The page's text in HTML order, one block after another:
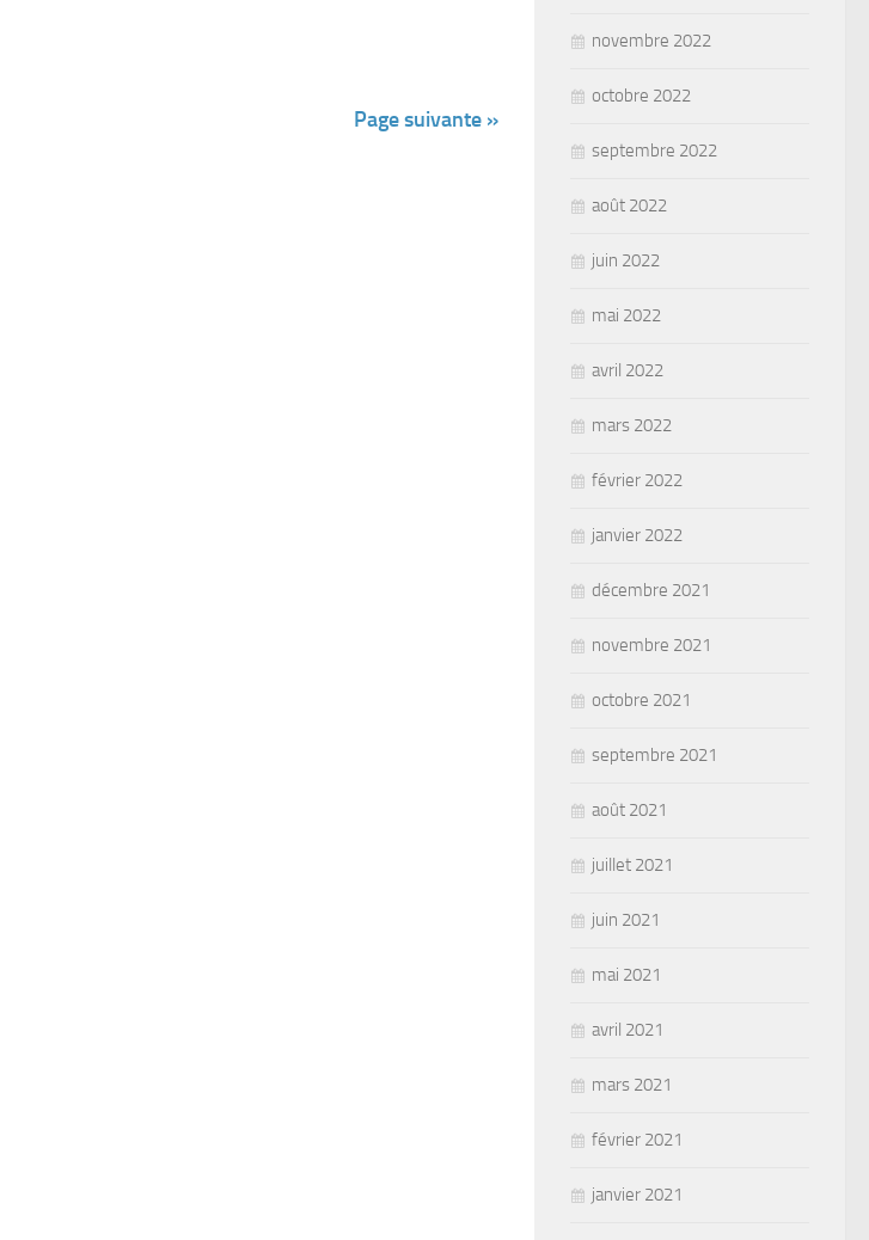
Page suivante »
novembre 2022
octobre 2022
septembre 2022
août 2022
juin 2022
mai 2022
avril 2022
mars 2022
février 2022
janvier 2022
décembre 2021
novembre 2021
octobre 2021
septembre 2021
août 2021
juillet 2021
juin 2021
mai 2021
avril 2021
mars 2021
février 2021
janvier 2021